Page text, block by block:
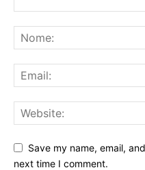
Save my name, email,
next time I comment.